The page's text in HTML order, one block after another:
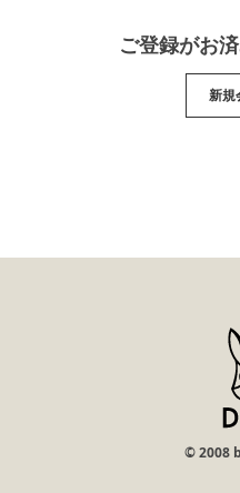
ご登録がお
新規
© 2008